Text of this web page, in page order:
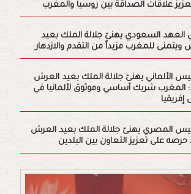
علاقات الصداقة بين روسيا والمغرب
العهد السعودي يهنئ جلالة الملك بعيد
ويتمنى للمغرب مزيداً من التقدم والازدهار
الألماني يهنئ جلالة الملك بعيد العرش
المغرب شريك أساسي وموثوق لألمانيا في
المصري يهنئ جلالة الملك بعيد العرش
حرصه على تعزيز التعاون بين البلدين